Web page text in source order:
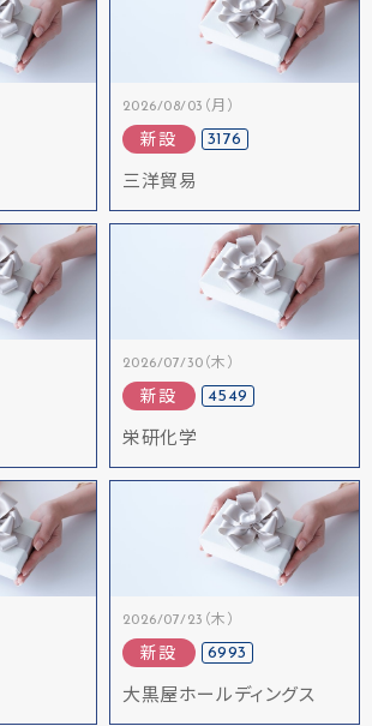
2026/08/03（月）
新設 3176
三洋貿易
2026/07/30（木）
新設 4549
栄研化学
2026/07/23（木）
新設 6993
大黒屋ホールディングス